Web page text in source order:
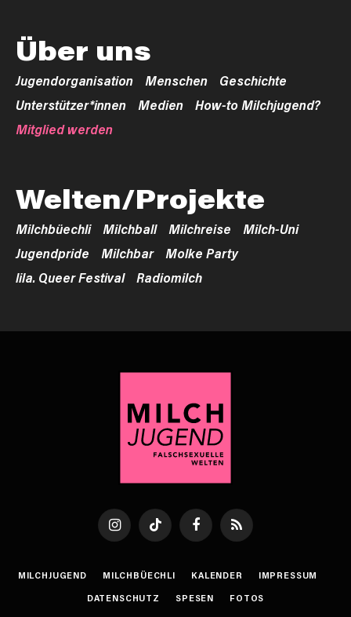
Über uns
Jugendorganisation Menschen
Geschichte
Unterstützer*innen
Medien
How-to Milchjugend?
Mitglied werden
Welten/Projekte
Milchbüechli Milchball Milchreise
Milch-Uni
Jugendpride
Milchbar
Molke Party
lila. Queer Festival
Radiomilch
InstagramTikTok FacebookRSS
MILCHJUGEND MILCHBÜECHLI KALENDER
IMPRESSUM
DATENSCHUTZ
SPESEN FOTOS